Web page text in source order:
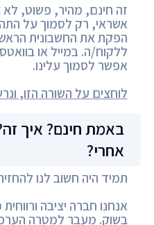
זה חינם, מהיר, פשוט, לא
אשראי, רק לסמוך על
הפקת את החשבונית
ללקוח/ה. במייל או
אפשר לסמוך עלינו.
לוחצים על השורה הזו,
באמת חינם? איך
אחרי?
תמיד היה חשוב לנו
אנחנו חברה יציבה
בשוק. מעבר למטרה